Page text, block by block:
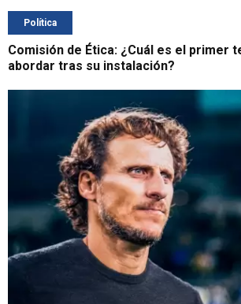
Política
Comisión de Ética: ¿Cuál es el primer
abordar tras su instalación?